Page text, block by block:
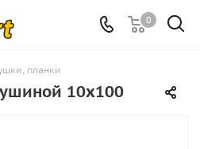
0
планки
10х100